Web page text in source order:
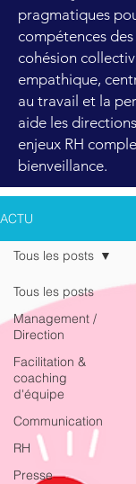
pragmatiques
compétences
cohésion
empathique,
au travail et la
aide les
enjeux RH
bienveillance.
ACTU
Tous les posts
Management /
Direction
Facilitation &
coaching
d'équipe
Communication
RH
Presse
Tous les posts